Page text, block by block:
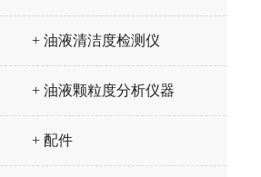
+ 油液清洁度检测仪
+ 油液颗粒度分析仪器
+ 配件